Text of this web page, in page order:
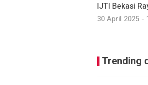
IJTI Bekasi
30 April 2025 -
Trending